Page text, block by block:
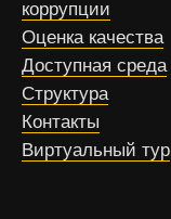
коррупции
Оценка качества
Доступная среда
Структура
Контакты
Виртуальный тур